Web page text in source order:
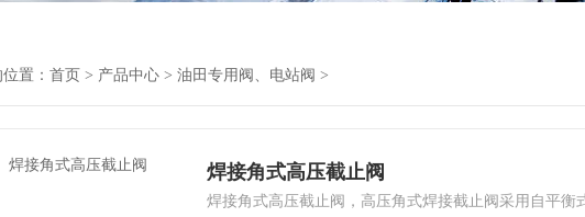
置： 首页 > 产品中心 > 油田专用阀、电站阀 >
焊接角式高压截止阀
焊接角式高压截止阀，高压角式焊接截止阀采用自平衡